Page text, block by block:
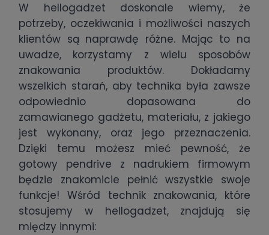
W hellogadzet doskonale wiemy, że
potrzeby, oczekiwania i możliwości naszych
klientów są naprawdę różne. Mając to na
uwadze, korzystamy z wielu sposobów
znakowania produktów. Dokładamy
wszelkich starań, aby technika była zawsze
odpowiednio dopasowana do
zamawianego gadżetu, materiału, z jakiego
jest wykonany, oraz jego przeznaczenia.
Dzięki temu możesz mieć pewność, że
gotowy pendrive z nadrukiem firmowym
będzie znakomicie pełnić wszystkie swoje
funkcje! Wśród technik znakowania, które
stosujemy w hellogadzet, znajdują się
między innymi: